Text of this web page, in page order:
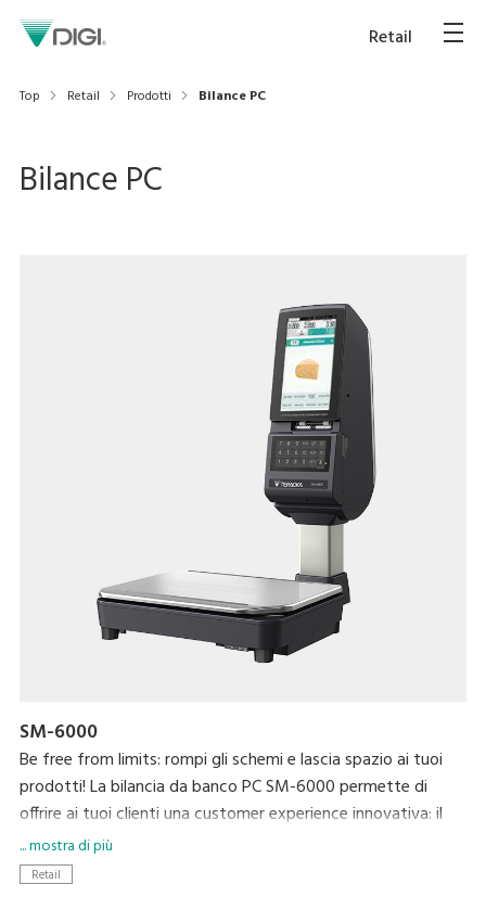
Retail
Top Retail Prodotti Bilance PC
Bilance PC
SM-6000
Be free from limits: rompi gli schemi e lascia spazio ai tuoi
prodotti! La bilancia da banco PC SM-6000 permette di
offrire ai tuoi clienti una customer experience innovativa: il
suo design unico lascia spazio ai prodotti pesati, senza
intralciare l'interazione tra operatore e cliente, catturando lo
... mostra di più
Retail